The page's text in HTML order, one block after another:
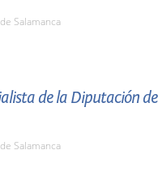
Salamanca
de la Diputación de
Salamanca